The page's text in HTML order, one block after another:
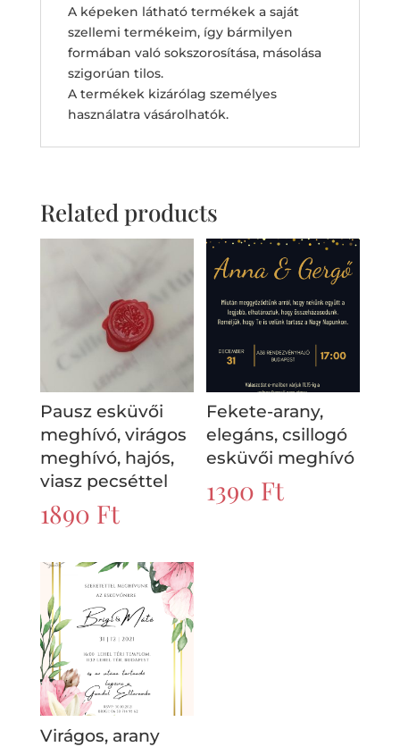
A képeken látható termékek a saját
szellemi termékeim, így bármilyen
formában való sokszorosítása, másolása
szigorúan tilos.
A termékek kizárólag személyes
használatra vásárolhatók.
Related products
Pausz esküvői
meghívó, virágos
meghívó, hajós,
viasz pecséttel
1890 Ft
Fekete-arany,
elegáns, csillogó
esküvői meghívó
1390 Ft
Virágos, arany